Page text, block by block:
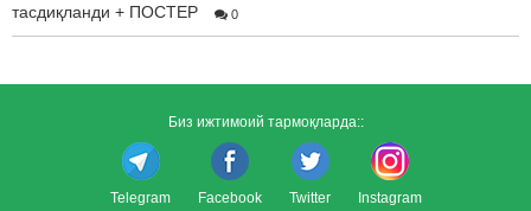
тасдиқланди + ПОСТЕР
0
Биз ижтимоий тармоқларда::
Telegram Facebook Twitter Instagram